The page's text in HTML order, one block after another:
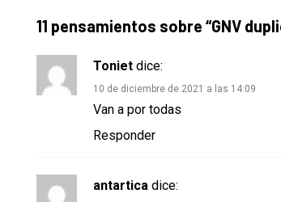
11 pensamientos sobre “GNV
Toniet dice:
10 de diciembre de 2021 a las 14:09
Van a por todas
Responder
antartica dice: